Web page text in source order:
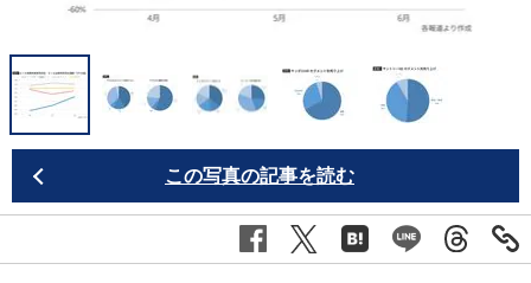
この写真の記事を読む